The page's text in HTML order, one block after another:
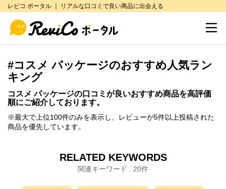
レビコ ポータル ｜ リアルな口コミで良い商品に出会える
#コスメ パッケージのおすすめ人気ラン
キング
コスメ パッケージの口コミが良いおすすめ商品を高評価
順にご紹介しております。
※最大で上位100件のみを表示し、レビューが5件以上投稿された
商品を優先しています。
RELATED KEYWORDS
関連キーワード : 20件
閉じる 絞り込み条件
総合評価
星 5
星 4.5以上
星 4以上
星 3以上
低評価のみ（星3未満）